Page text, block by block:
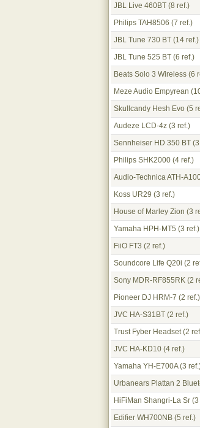
JBL Live 460BT (8 ref.)
Philips TAH8506 (7 ref.)
JBL Tune 730 BT (14 ref.)
JBL Tune 525 BT (6 ref.)
Beats Solo 3 Wireless (6
Meze Audio Empyrean
Skullcandy Hesh Evo (5
Audeze LCD-4z (3 ref.)
Sennheiser HD 350 BT
Philips SHK2000 (4 ref.)
Audio-Technica ATH-
Koss UR29 (3 ref.)
House of Marley Zion (3
Yamaha HPH-MT5 (3 ref.)
FiiO FT3 (2 ref.)
Soundcore Life Q20i (2
Sony MDR-RF855RK (2
Pioneer DJ HRM-7 (2 ref.)
JVC HA-S31BT (2 ref.)
Trust Fyber Headset(2
JVC HA-KD10 (4 ref.)
Yamaha YH-E700A(3
Urbanears Plattan 2
HiFiMan Shangri-La Sr (3
Edifier WH700NB (5 ref.)